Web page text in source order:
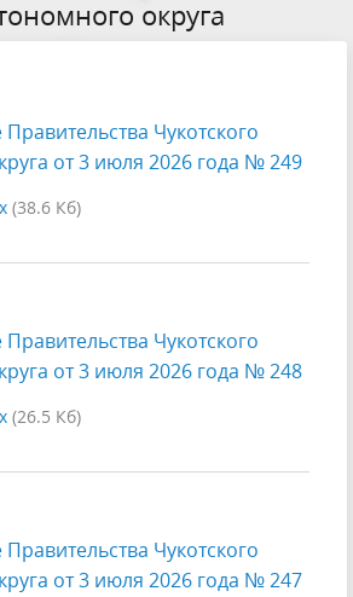
округа
Чукотского
от 3 июля 2026 года № 249
(38.6 Кб)
Чукотского
от 3 июля 2026 года № 248
(26.5 Кб)
Чукотского
от 3 июля 2026 года № 247